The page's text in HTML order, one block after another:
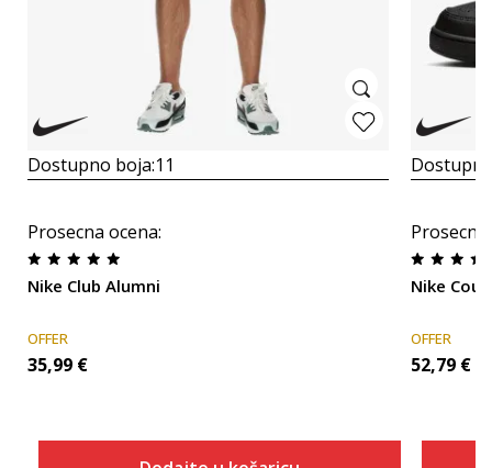
Dostupno boja:11
Prosecna ocena:
Nike Club Alumni
OFFER
35,99 €
Nike
OFFER
52,79 €